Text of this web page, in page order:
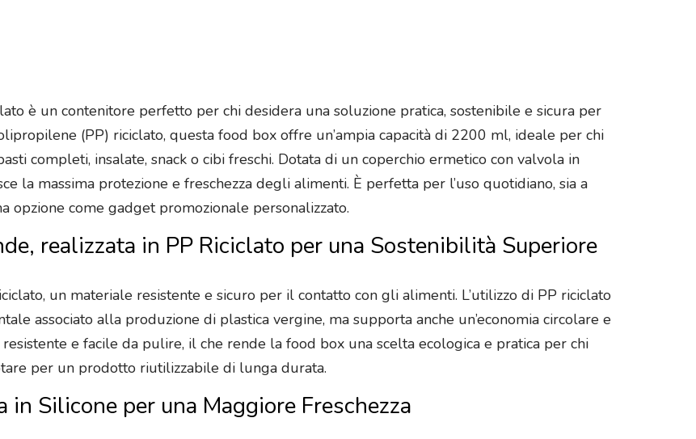
è un contenitore perfetto per chi desidera una soluzione pratica, sostenibile e sicura per
(PP) riciclato, questa food box offre un’ampia capacità di 2200 ml, ideale per chi
completi, insalate, snack o cibi freschi. Dotata di un coperchio ermetico con valvola in
la massima protezione e freschezza degli alimenti. È perfetta per l’uso quotidiano, sia a
opzione come gadget promozionale personalizzato.
realizzata in PP Riciclato per una Sostenibilità Superiore
un materiale resistente e sicuro per il contatto con gli alimenti. L’utilizzo di PP riciclato
associato alla produzione di plastica vergine, ma supporta anche un’economia circolare e
e facile da pulire, il che rende la food box una scelta ecologica e pratica per chi
per un prodotto riutilizzabile di lunga durata.
Silicone per una Maggiore Freschezza